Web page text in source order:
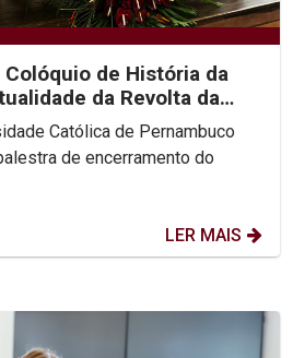
de História da
da Revolta da
Católica de Pernambuco
de encerramento do
LER MAIS